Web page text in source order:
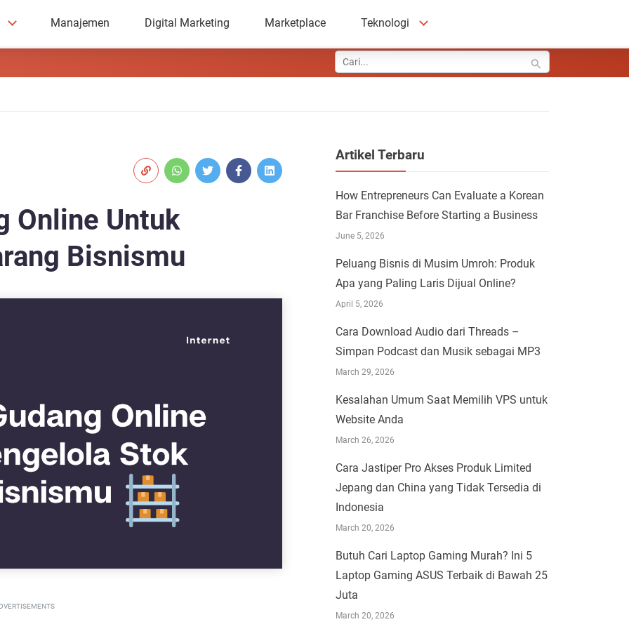
Manajemen Digital Marketing Marketplace Teknologi
Online Untuk
Bisnismu
Artikel Terbaru
How Entrepreneurs Can Evaluate a Korean
Bar Franchise Before Starting a Business
June 5, 2026
Peluang Bisnis di Musim Umroh: Produk
Apa yang Paling Laris Dijual Online?
April 5, 2026
Cara Download Audio dari Threads –
Simpan Podcast dan Musik sebagai MP3
March 29, 2026
Kesalahan Umum Saat Memilih VPS untuk
Website Anda
March 26, 2026
Cara Jastiper Pro Akses Produk Limited
Jepang dan China yang Tidak Tersedia di
Indonesia
March 20, 2026
Butuh Cari Laptop Gaming Murah? Ini 5
Laptop Gaming ASUS Terbaik di Bawah 25
Juta
March 20, 2026